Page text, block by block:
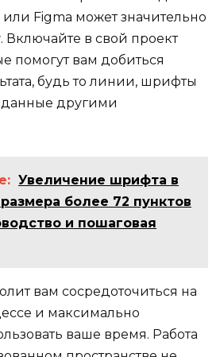
Figma может значительно
Включайте в свой проект
помогут вам добиться
будь то линии, шрифты
другими
Увеличение шрифта в
более 72 пунктов
и пошаговая
вам сосредоточиться на
и максимально
ваше время. Работа